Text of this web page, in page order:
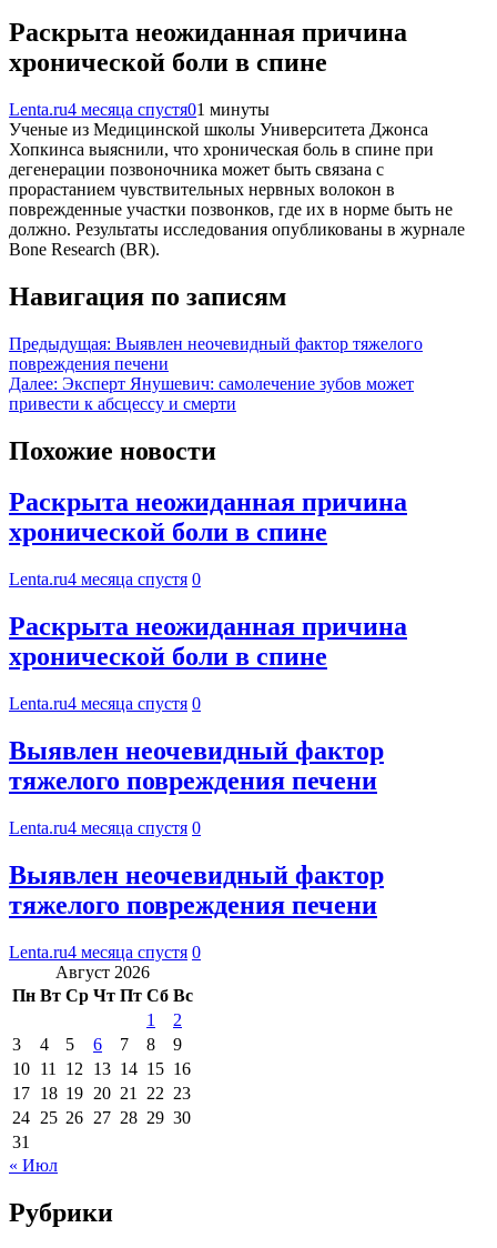
Раскрыта неожиданная причина
хронической боли в спине
Lenta.ru4 месяца спустя01 минуты
Ученые из Медицинской школы Университета Джонса
Хопкинса выяснили, что хроническая боль в спине при
дегенерации позвоночника может быть связана с
прорастанием чувствительных нервных волокон в
поврежденные участки позвонков, где их в норме быть не
должно. Результаты исследования опубликованы в журнале
Bone Research (BR).
Навигация по записям
Предыдущая: Выявлен неочевидный фактор тяжелого
повреждения печени
Далее: Эксперт Янушевич: самолечение зубов может
привести к абсцессу и смерти
Похожие новости
Раскрыта неожиданная причина
хронической боли в спине
Lenta.ru4 месяца спустя 0
Раскрыта неожиданная причина
хронической боли в спине
Lenta.ru4 месяца спустя 0
Выявлен неочевидный фактор
тяжелого повреждения печени
Lenta.ru4 месяца спустя 0
Выявлен неочевидный фактор
тяжелого повреждения печени
Lenta.ru4 месяца спустя 0
Август 2026
Пн Вт Ср Чт Пт Сб Вс
1
2
3
4 5 6 7 8
9
10 11 12 13 14 15 16
17 18 19 20 21 22 23
24 25 26 27 28 29 30
31
« Июл
Рубрики